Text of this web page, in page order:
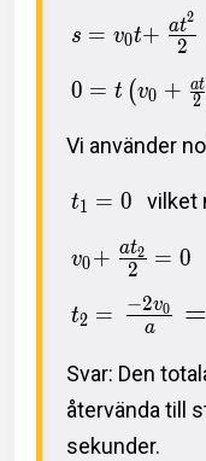
s = v0t+ 2
at2
0 = t (v0 + 2
at
Vi använder
t1 = 0 vilket
v0+ 2
at2 = 0
t2 = a
−2v0 =
Svar: Den
återvända till
sekunder.